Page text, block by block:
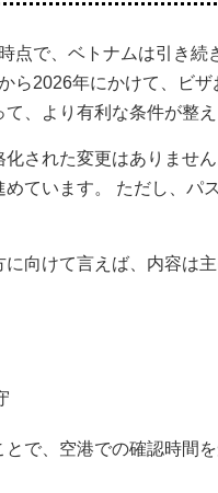
点で、ベトナムは引き
ら2026年にかけて、ビ
、より有利な条件が整え
された変更はありませ
ています。 ただし、パ
向けて言えば、内容は
で、空港での確認時間